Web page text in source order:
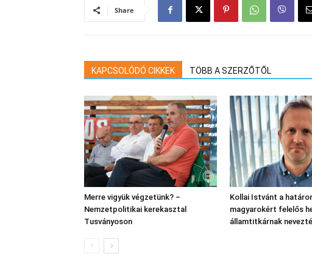
Share
KAPCSOLÓDÓ CIKKEK TÖBB A SZERZŐTŐL
Merre vigyük végzetünk? –
Nemzetpolitikai kerekasztal
Tusványoson
Kollai Istvánt a
magyarokért felelős
államtitkárnak